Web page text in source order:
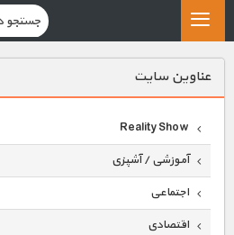
عناوين سايت
Reality Show
آموزشی / آشپزی
اجتماعی
اقتصادی